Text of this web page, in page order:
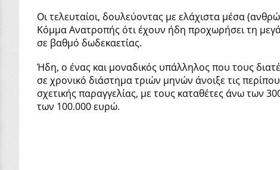
Οι τελευταίοι, δουλεύοντας με ελάχιστα μέσα
Κόμμα Ανατροπής ότι έχουν ήδη προχωρήσει τη
σε βαθμό δωδεκαετίας.
Ήδη, ο ένας και μοναδικός υπάλληλος που τους
σε χρονικό διάστημα τριών μηνών άνοιξε τις
σχετικής παραγγελίας, με τους καταθέτες άνω των
των 100.000 ευρώ.